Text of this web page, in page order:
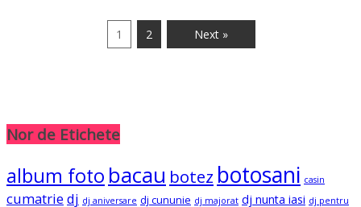
1 2 Next »
Nor de Etichete
album foto bacau botez botosani casin
cumatriedj dj aniversare dj cununie dj majorat dj nunta iasi dj pentru